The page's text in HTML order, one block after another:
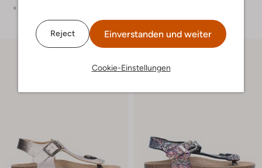
Reject Einverstanden und weiter
Cookie-Einstellungen
+ mehr farben